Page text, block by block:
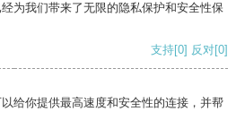
为我们带来了无限的隐私保护和安全性保
支持[0] 反对[0]
给你提供最高速度和安全性的连接，并帮